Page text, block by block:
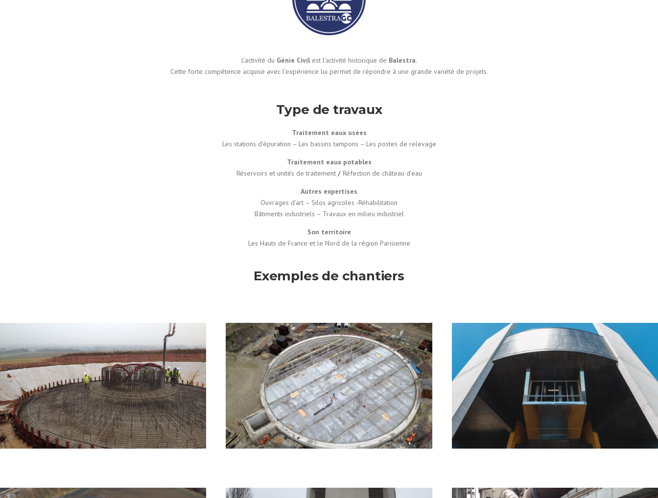
L’activité du Génie Civilest l’activité historique de Balestra.
Cette forte compétence acquise avec l’expérience lui permet de répondre à une grande variété de projets.
Type de travaux
Traitement eaux usées
Les stations d’épuration – Les bassins tampons – Les postes de relevage
Traitement eaux potables
Réservoirs et unités de traitement/ Réfection de château d’eau
Autres expertises
Ouvrages d’art – Silos agricoles -Réhabilitation
Bâtiments industriels – Travaux en milieu industriel
Son territoire
Les Hauts de France et le Nord de la région Parisienne
Exemples de chantiers
Fondation d'éolienne
(Frévent)
Client : Repower
Objet des travaux : Construction de 8 éoliennes
Spécificité : Massifs éoliens de 17.90m de diamètre (356m3 de
béton par unité)
Bassin circulaire (Carvin)
Client : CAHC
Objet des travaux : Restructuration hydraulique des bassins des
Botiaux
Spécificité : 2 bassins combinés Décanteur/BSR de 3000m3
enterrés
Château d'eau (Lens)
Client : Communauté d’Agglomération Lens-Liévin
Objet des travaux : Construction d’un réservoir d’eau potable
de 5000 m3
Spécificité : Réservoir d’eau potable de 5000m3 sur tour